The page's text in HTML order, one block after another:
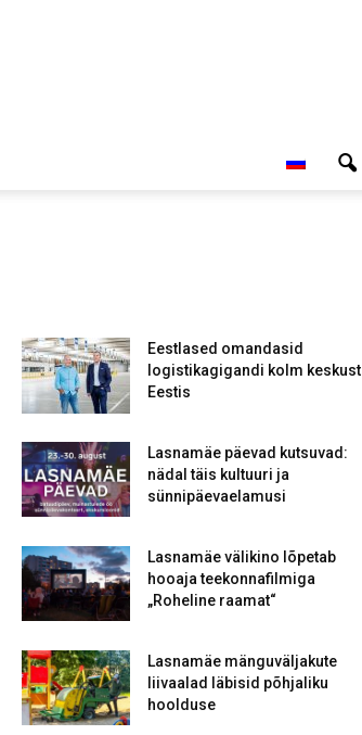
Eestlased omandasid
logistikagigandi kolm keskust
Eestis
Lasnamäe päevad kutsuvad:
nädal täis kultuuri ja
sünnipäevaelamusi
Lasnamäe välikino lõpetab
hooaja teekonnafilmiga
„Roheline raamat“
Lasnamäe mänguväljakute
liivaalad läbisid põhjaliku
hoolduse